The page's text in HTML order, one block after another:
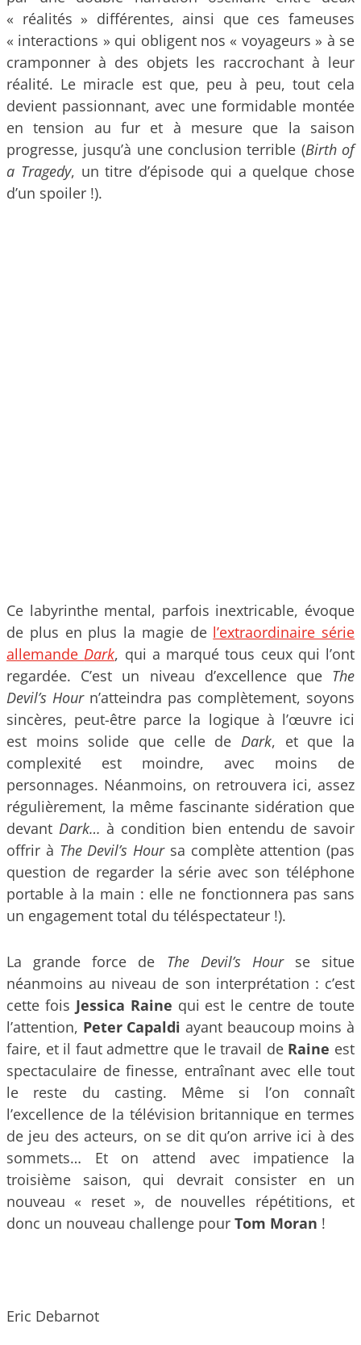
« réalités » différentes, ainsi que ces fameuses
« interactions » qui obligent nos « voyageurs » à se
cramponner à des objets les raccrochant à leur
réalité. Le miracle est que, peu à peu, tout cela
devient passionnant, avec une formidable montée
en tension au fur et à mesure que la saison
progresse, jusqu’à une conclusion terrible (Birth of
a Tragedy, un titre d’épisode qui a quelque chose
d’un spoiler !).
Ce labyrinthe mental, parfois inextricable, évoque
de plus en plus la magie de l’extraordinaire série
allemande Dark, qui a marqué tous ceux qui l’ont
regardée. C’est un niveau d’excellence que The
Devil’s Hourn’atteindra pas complètement, soyons
sincères, peut-être parce la logique à l’œuvre ici
est moins solide que celle de Dark, et que la
complexité est moindre, avec moins de
personnages. Néanmoins, on retrouvera ici, assez
régulièrement, la même fascinante sidération que
devant Dark…à condition bien entendu de savoir
offrir à The Devil’s Hoursa complète attention (pas
question de regarder la série avec son téléphone
portable à la main : elle ne fonctionnera pas sans
un engagement total du téléspectateur !).
La grande force de The Devil’s Hourse situe
néanmoins au niveau de son interprétation : c’est
cette fois Jessica Raine qui est le centre de toute
l’attention, Peter Capaldi ayant beaucoup moins à
faire, et il faut admettre que le travail de Raine est
spectaculaire de finesse, entraînant avec elle tout
le reste du casting. Même si l’on connaît
l’excellence de la télévision britannique en termes
de jeu des acteurs, on se dit qu’on arrive ici à des
sommets… Et on attend avec impatience la
troisième saison, qui devrait consister en un
nouveau « reset », de nouvelles répétitions, et
donc un nouveau challenge pour Tom Moran !
Eric Debarnot